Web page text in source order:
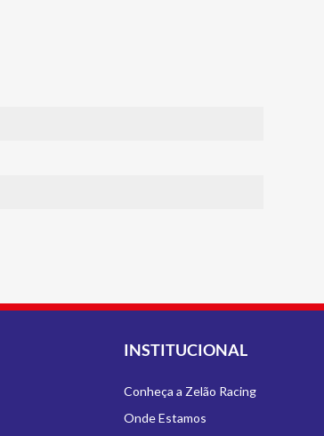
INSTITUCIONAL
Conheça a Zelão Racing
Onde Estamos